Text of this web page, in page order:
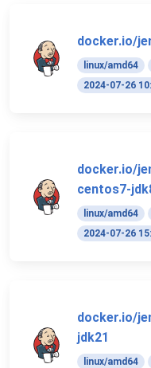
docker.io/
linux/amd64
2024-07-26
docker.io/
centos7-
linux/amd64
2024-07-26
docker.io/
jdk21
linux/amd64